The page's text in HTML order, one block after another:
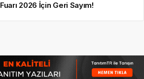
Fuarı 2026 İçin Geri Sayım!